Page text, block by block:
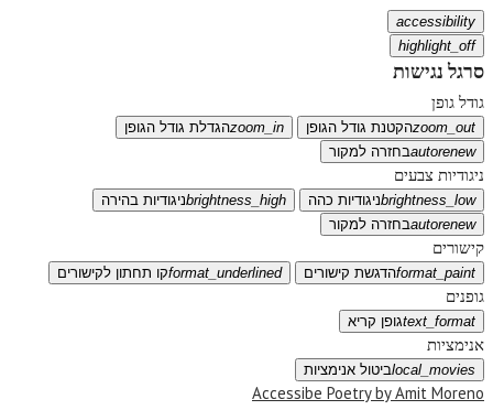
accessibility
highlight_off
סרגל נגישות
גודל גופן
zoom_outהקטנת גודל הגופן zoom_inהגדלת גודל הגופן
autorenewבחזרה למקור
ניגודיות צבעים
brightness_lowניגודיות כהה brightness_highניגודיות בהירה
autorenewבחזרה למקור
קישורים
format_paintהדגשת קישורים format_underlinedקו תחתון לקישורים
גופנים
text_formatגופן קריא
אנימציות
local_moviesביטול אנימציות
Accessibe Poetry by Amit Moreno